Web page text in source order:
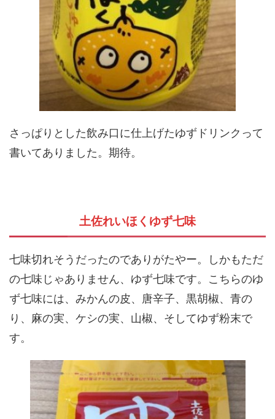
さっぱりとした飲み口に仕上げたゆずドリンクって
書いてありました。期待。
土佐れいほくゆず七味
七味切れそうだったのでありがたやー。しかもただ
の七味じゃありません、ゆず七味です。こちらのゆ
ず七味には、みかんの皮、唐辛子、黒胡椒、青の
り、麻の実、ケシの実、山椒、そしてゆず粉末で
す。